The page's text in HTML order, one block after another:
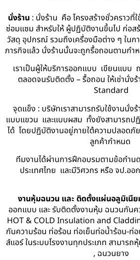
นั่งร้าน : นั่งร้าน คือ โครงสร้างชั่วคราวที่
ซ่อมแซม สำหรับให้ ผู้ปฏิบัติงานขึ้นไป ก่อส
วัสดุ อุปกรณ์ รวมถึงเครื่องมือต่าง ๆ ในกา
ภารกิจแล้ว นั่งร้านนั้นจะถูกรื้อถอนตามกำ
เราเป็นผู้ให้บริการออกแบบ เขียนแบบ
ตลอดจนรับติดตั้ง – รื้อถอน ให้เช่านั่ง
Standard
จุดแข็ง : บริษัทเราสามารถรับใช้งานนั่ง
แบบแขวน และแบบผสม ทั้งยังสามารถป
ได้ โดยปฏิบัติงานอยู่ภายใต้ความปลอดภั
ลูกค้ากำหนด
ทีมงานได้ผ่านการฝึกอบรมตามข้อกำน
ประเทศไทย และมีวิศวกร หรือ จป.อ
งานหุ้มฉนวน และ ติดตั้งแผ่นอลูมิเนี
ออกแบบ และ รับติดตั้งงานหุ้ม ฉนวนกันค
HOT & COLD Insulation and
กันความร้อน ท่อร้อน ท่อเย็นท่อน้ำร้อน-ท่
ส์แอร์ ในระบบโรงงานทุกประเภท สามารถ
, ฉนวนยาง